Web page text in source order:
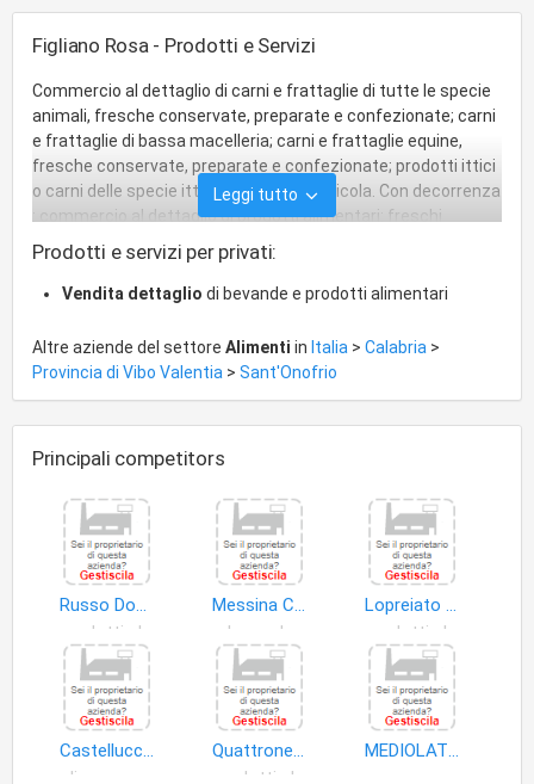
Figliano Rosa - Prodotti e Servizi
Commercio al dettaglio di carni e frattaglie di tutte le specie
animali, fresche conservate, preparate e confezionate; carni
e frattaglie di bassa macelleria; carni e frattaglie equine,
fresche conservate, preparate e confezionate; prodotti ittici
o carni delle specie ittiche. : Azienda agricola. Con decorrenza
: commercio al dettaglio di prodotti alimentari: freschi
conservati e comunque preparati e confezionati, compresi il
pane, il latte e derivati ele bevande anche alcooliche .
Leggi tutto
Prodotti e servizi per privati:
Vendita dettaglio di bevande e prodotti alimentari
Altre aziende del settore Alimenti in Italia > Calabria >
Provincia di Vibo Valentia > Sant'Onofrio
Principali competitors
Russo Domenico
Messina Concetta
bevande
Lopreiato Giuseppina
Castelluccio S.a.s. di Marago' Raffaele e Crispino Domenico Antonio & C
Quattrone Domenico
MEDIOLAT SRL